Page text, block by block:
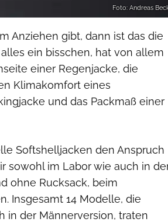
Foto: Andreas
Anziehen gibt, dann ist das die
ein bisschen, hat von allem
einer Regenjacke, die
Klimakomfort eines
und das Packmaß einer
Softshelljacken den Anspruch
sowohl im Labor wie auch in
ohne Rucksack, beim
Insgesamt 14 Modelle, die
in der Männerversion, traten